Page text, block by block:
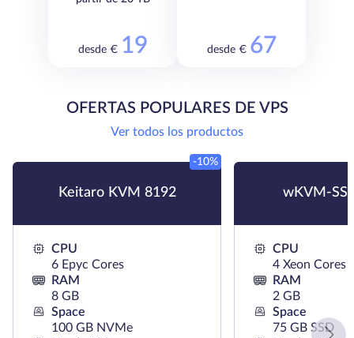
desde € 19 desde € 67
OFERTAS POPULARES DE VPS
Ver todos los productos
Keitaro KVM 8192
-10%
CPU
6 Epyc Cores
RAM
8 GB
Space
100 GB NVMe
wKVM-
CPU
4 Xeon Cores
RAM
2 GB
Space
75 GB SSD